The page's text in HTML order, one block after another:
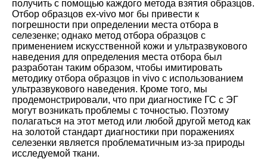
получить с помощью каждого метода взятия образцов.
Отбор образцов ex-vivo мог бы привести к
погрешности при определении места отбора в
селезенке; однако метод отбора образцов с
применением искусственной кожи и ультразвукового
наведения для определения места отбора был
разработан таким образом, чтобы имитировать
методику отбора образцов in vivo с использованием
ультразвукового наведения. Кроме того, мы
продемонстрировали, что при диагностике ГС с ЭГ
могут возникать проблемы с точностью. Поэтому
полагаться на этот метод или любой другой метод как
на золотой стандарт диагностики при поражениях
селезенки является проблематичным из-за природы
исследуемой ткани.